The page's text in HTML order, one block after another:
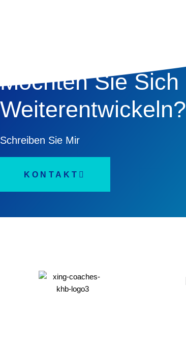
Möchten Sie Sich
Weiterentwickeln?
Schreiben Sie Mir
KONTAKT